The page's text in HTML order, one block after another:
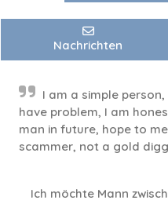
Nachrichten
I am a simple
have problem, I am
man in future, hope to
scammer, not a gold
Ich möchte Mann